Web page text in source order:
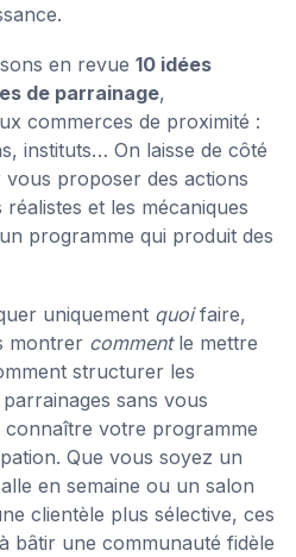
en revue 10 idées
de parrainage,
commerces de proximité :
instituts… On laisse de côté
proposer des actions
et les mécaniques
programme qui produit des
uniquement quoifaire,
montrer commentle mettre
structurer les
sans vous
votre programme
Que vous soyez un
en semaine ou un salon
clientèle plus sélective, ces
bâtir une communauté fidèle